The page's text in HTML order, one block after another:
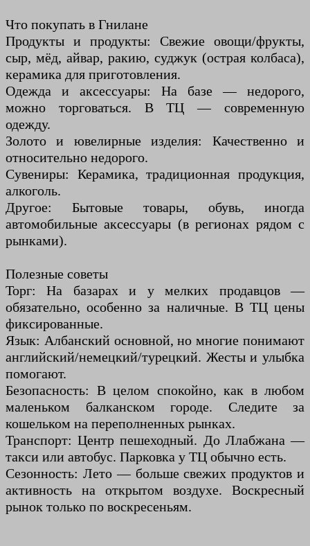
Что покупать в Гнилане
Продукты и продукты: Свежие овощи/фрукты,
сыр, мёд, айвар, ракию, суджук (острая колбаса),
керамика для приготовления.
Одежда и аксессуары: На базе — недорого,
можно торговаться. В ТЦ — современную
одежду.
Золото и ювелирные изделия: Качественно и
относительно недорого.
Сувениры: Керамика, традиционная продукция,
алкоголь.
Другое: Бытовые товары, обувь, иногда
автомобильные аксессуары (в регионах рядом с
рынками).
Полезные советы
Торг: На базарах и у мелких продавцов —
обязательно, особенно за наличные. В ТЦ цены
фиксированные.
Язык: Албанский основной, но многие понимают
английский/немецкий/турецкий. Жесты и улыбка
помогают.
Безопасность: В целом спокойно, как в любом
маленьком балканском городе. Следите за
кошельком на переполненных рынках.
Транспорт: Центр пешеходный. До Ллабжана —
такси или автобус. Парковка у ТЦ обычно есть.
Сезонность: Лето — больше свежих продуктов и
активность на открытом воздухе. Воскресный
рынок только по воскресеньям.